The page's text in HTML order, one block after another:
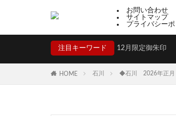
お問い合わせ
サイトマップ
プライバシー
注目キーワード 12月限定御朱印
HOME 石川 ◆石川 2026年正月